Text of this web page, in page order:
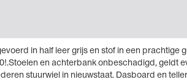
in half leer grijs en stof in een prachtige
en achterbank onbeschadigd, geldt
stuurwiel in nieuwstaat. Dasboard en